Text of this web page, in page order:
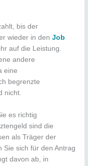
bis der
wieder in denJob
auf die Leistung.
andere
eine
begrenzte
nicht.
es richtig
sind die
als Träger der
Sie sich für den Antrag
davon ab, in